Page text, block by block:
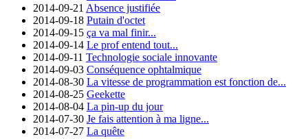
2014-09-21 Absence justifiée
2014-09-18 Putain d'octet
2014-09-15 ça va mal finir...
2014-09-14 Le prof entend tout...
2014-09-11 Technologie sociale innovante
2014-09-03 Conséquence ophtalmique
2014-08-30 La vitesse de programmation est fonction de...
2014-08-25 Geekette
2014-08-04 La pin-up du jour
2014-07-30 Je fais attention à ma ligne...
2014-07-27 La quête